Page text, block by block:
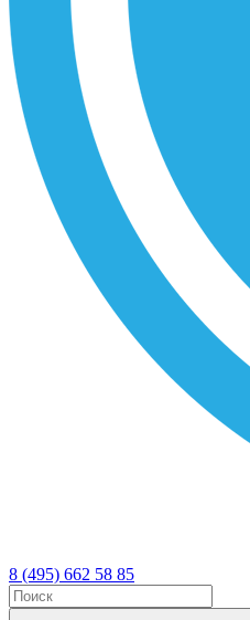
8 (495) 662 58 85